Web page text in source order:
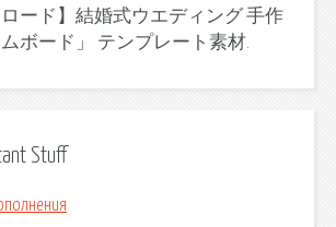
ロード】結婚式ウエディング 手作
ボード」 テンプレート素材.
Stuff